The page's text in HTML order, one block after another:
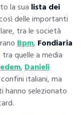
la sua lista dei
delle importanti
tra le società
Bpm, Fondiaria
tra quelle a media
,Danieli
italiani, ma
hanno selezionato